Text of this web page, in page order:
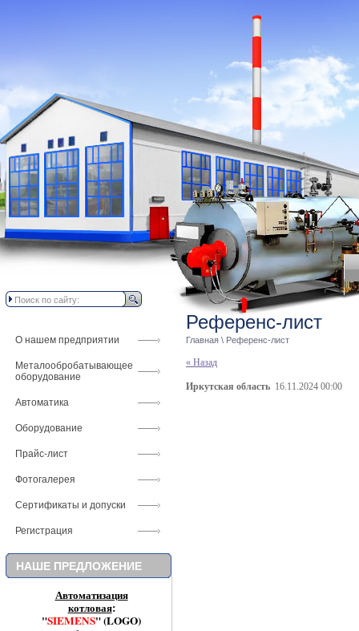
О нашем предприятии
Металообробатывающее
оборудование
Автоматика
Оборудование
Прайс-лист
Фотогалерея
Сертификаты и допуски
Регистрация
НАШЕ ПРЕДЛОЖЕНИЕ
Автоматизация
котловая:
"SIEMENS" (LOGO)
Референс-лист
Главная \ Референс-лист
« Назад
Иркутская область 16.11.2024 00:00